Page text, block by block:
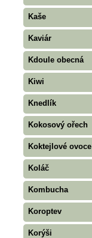
Kaše
Kaviár
Kdoule obecná
Kiwi
Knedlík
Kokosový ořech
Koktejlové ovoce
Koláč
Kombucha
Koroptev
Korýši